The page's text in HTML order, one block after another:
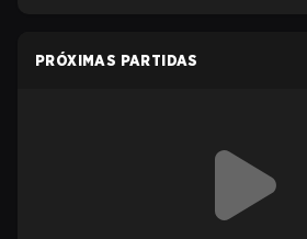
PRÓXIMAS PARTIDAS